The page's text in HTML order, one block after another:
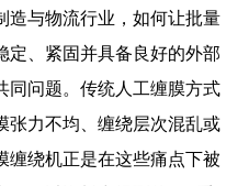
造与物流行业，如何让批量
定、紧固并具备良好的外部
同问题。传统人工缠膜方式
张力不均、缠绕层次混乱或
缠绕机正是在这些痛点下被